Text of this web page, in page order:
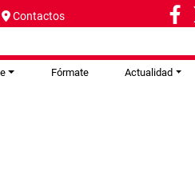
Contactos
Fórmate Actualidad